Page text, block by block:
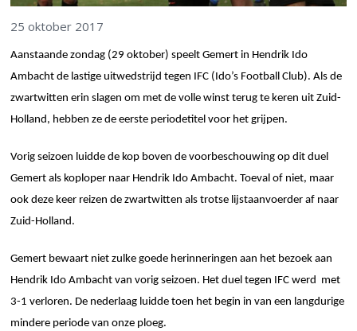
25 oktober 2017
Aanstaande zondag (29 oktober) speelt Gemert in Hendrik Ido
Ambacht de lastige uitwedstrijd tegen IFC (Ido’s Football Club). Als de
zwartwitten erin slagen om met de volle winst terug te keren uit Zuid-
Holland, hebben ze de eerste periodetitel voor het grijpen.
Vorig seizoen luidde de kop boven de voorbeschouwing op dit duel
Gemert als koploper naar Hendrik Ido Ambacht. Toeval of niet, maar
ook deze keer reizen de zwartwitten als trotse lijstaanvoerder af naar
Zuid-Holland.
Gemert bewaart niet zulke goede herinneringen aan het bezoek aan
Hendrik Ido Ambacht van vorig seizoen. Het duel tegen IFC werd met
3-1 verloren. De nederlaag luidde toen het begin in van een langdurige
mindere periode van onze ploeg.